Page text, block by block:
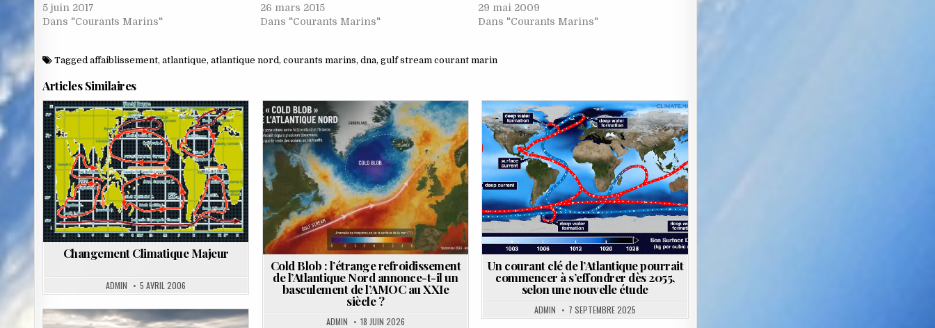
5 juin 2017
Dans "Courants Marins"
26 mars 2015
Dans "Courants Marins"
29 mai 2009
Dans "Courants Marins"
Taggedaffaiblissement,atlantique,atlantique nord,courants marins,dna,gulf stream courant marin
Articles Similaires
Posted
in
Changement Climatique Majeur
ADMIN 5 AVRIL 2006
Posted
Cold Blob : l’étrange refroidissement
de l’Atlantique Nord annonce-t-il un
basculement de l’AMOC au XXIe
siècle ?
ADMIN 18 JUIN 2026
Posted
in
Un courant clé de l’Atlantique pourrait
commencer à s’effondrer dès 2055,
selon une nouvelle étude
ADMIN 7 SEPTEMBRE 2025